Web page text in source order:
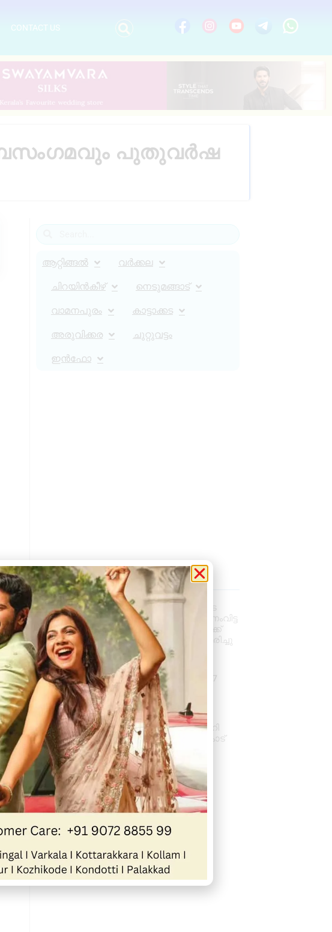
CONTACT US
പുതുവർഷ
ആറ്റിങ്ങൽ വർക്കല
ചിറയിൻകീഴ് നെടുമങ്ങാട്
വാമനപുരം കാട്ടാക്കട
അരുവിക്കര ചുറ്റുവട്ടം
ഇൻഫോ
Kerala News
വാഹനം ഓടിക്കുന്നതിനിടെ
ഹൃദയാഘാതം; നിയന്ത്രണംവിട്ട
സ്കൂൾ ബസ് കെട്ടിടത്തിലേക്ക്
ഇടിച്ചുകയറി, ഡ്രൈവർ മരിച്ചു
August 5, 2026 7:39 pm
കനത്ത മഴ: ജില്ലയിൽ 1.77
കോടിയുടെ കൃഷിനാശം
August 5, 202611:34 am
സംസ്ഥാനതല ‘സ്വച്ഛത ഹി
സേവ’ അവാർഡ് ആലംകോട്
ജി.വി.എച്ച്.എസ്.എസിന്
August 4, 2026 6:01 pm
« Previous Next »